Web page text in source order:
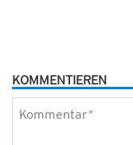
KOMMENTIEREN